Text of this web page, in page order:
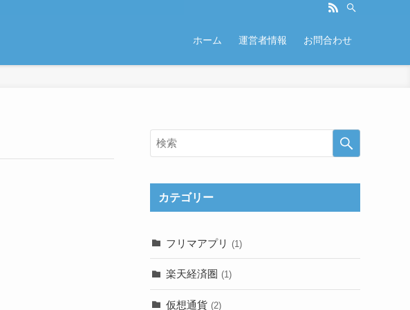
ホーム 運営者情報 お問合わせ
カテゴリー
フリマアプリ (1)
楽天経済圏 (1)
仮想通貨 (2)